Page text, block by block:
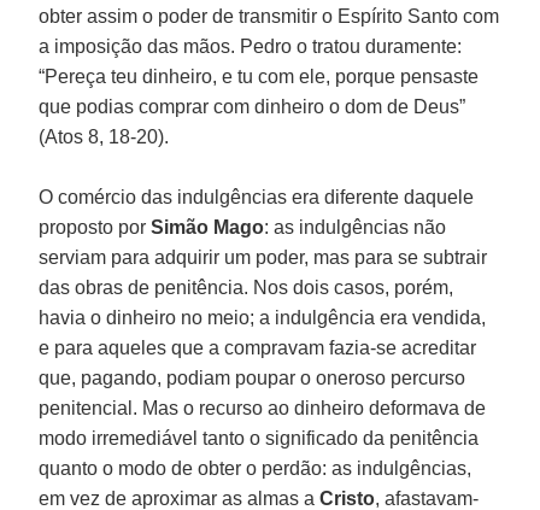
obter assim o poder de transmitir o Espírito Santo com
a imposição das mãos. Pedro o tratou duramente:
“Pereça teu dinheiro, e tu com ele, porque pensaste
que podias comprar com dinheiro o dom de Deus”
(Atos 8, 18-20).
O comércio das indulgências era diferente daquele
proposto porSimão Mago: as indulgências não
serviam para adquirir um poder, mas para se subtrair
das obras de penitência. Nos dois casos, porém,
havia o dinheiro no meio; a indulgência era vendida,
e para aqueles que a compravam fazia-se acreditar
que, pagando, podiam poupar o oneroso percurso
penitencial. Mas o recurso ao dinheiro deformava de
modo irremediável tanto o significado da penitência
quanto o modo de obter o perdão: as indulgências,
em vez de aproximar as almas aCristo, afastavam-